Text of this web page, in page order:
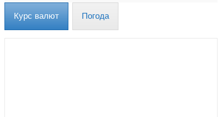
Курс валют Погода